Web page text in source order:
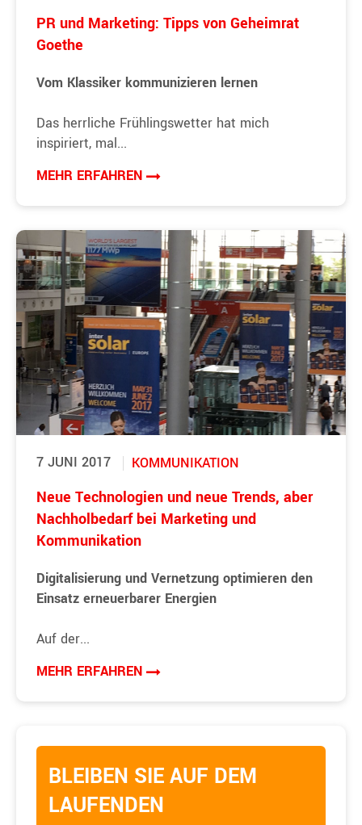
PR und Marketing: Tipps von Geheimrat
Goethe
Vom Klassiker kommunizieren lernen
Das herrliche Frühlingswetter hat mich
inspiriert, mal...
MEHR ERFAHREN
7 JUNI 2017 KOMMUNIKATION
Neue Technologien und neue Trends, aber
Nachholbedarf bei Marketing und
Kommunikation
Digitalisierung und Vernetzung optimieren den
Einsatz erneuerbarer Energien
Auf der...
MEHR ERFAHREN
BLEIBEN SIE AUF DEM
LAUFENDEN